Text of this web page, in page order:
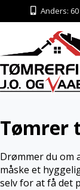
Anders: 60
Tømrer
Drømmer du om
måske et
selv for at få det